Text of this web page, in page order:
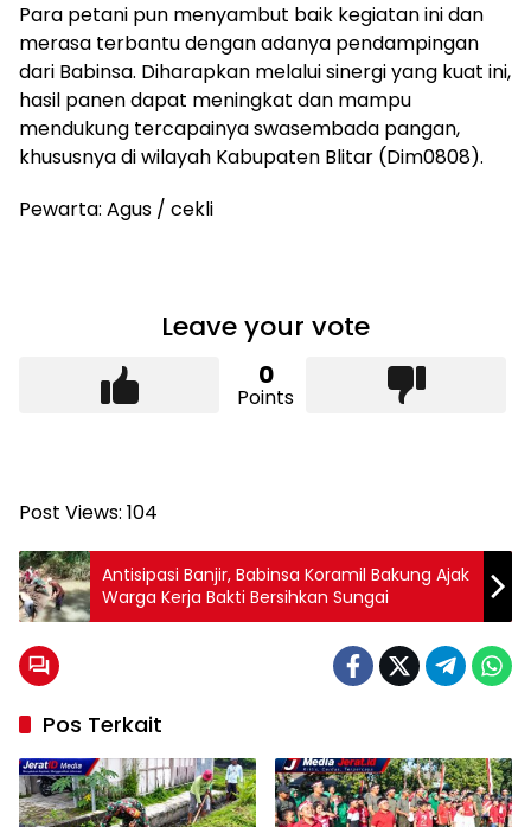
Para petani pun menyambut baik kegiatan ini dan
merasa terbantu dengan adanya pendampingan
dari Babinsa. Diharapkan melalui sinergi yang kuat ini,
hasil panen dapat meningkat dan mampu
mendukung tercapainya swasembada pangan,
khususnya di wilayah Kabupaten Blitar (Dim0808).
Pewarta: Agus / cekli
Leave your vote
0
Points
Post Views: 104
Antisipasi Banjir, Babinsa Koramil Bakung Ajak
Warga Kerja Bakti Bersihkan Sungai
Pos Terkait